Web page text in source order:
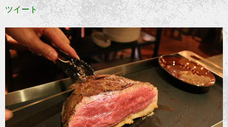
エンターテイメント
グルメ
トラベル
サッカー
PEOPLE